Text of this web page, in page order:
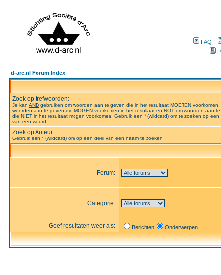
FAQ
d-arc.nl Forum Index
Zoek op trefwoorden:
Je kan AND gebruiken om woorden aan te geven die in het resultaat MOETEN voorkomen,
woorden aan te geven die MOGEN voorkomen in het resultaat en NOT om woorden aan
die NIET in het resultaat mogen voorkomen. Gebruik een * (wildcard) om te zoeken op een
van een woord.
Zoek op Auteur:
Gebruik een * (wildcard) om op een deel van een naam te zoeken
Forum:
Categorie:
Geef resultaten weer als: Berichten Onderwerpen